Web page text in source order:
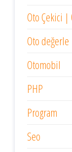
Oto Çekici |
Oto değerle
Otomobil
PHP
Program
Seo